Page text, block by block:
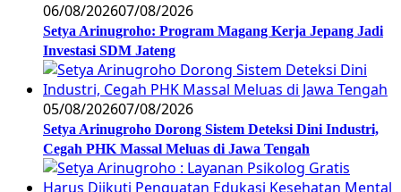
06/08/202607/08/2026
Setya Arinugroho: Program Magang Kerja Jepang Jadi
Investasi SDM Jateng
05/08/202607/08/2026
Setya Arinugroho Dorong Sistem Deteksi Dini Industri,
Cegah PHK Massal Meluas di Jawa Tengah